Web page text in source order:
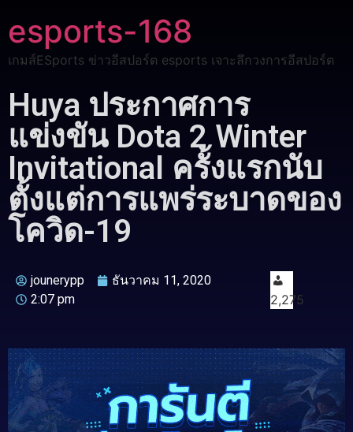
esports-168
เกมส์ESports ข่าวอีสปอร์ต esports เจาะลึกวงการอีสปอร์ต
Huya ประกาศการ
แข่งขัน Dota 2 Winter
Invitational ครั้งแรกนับ
ตั้งแต่การแพร่ระบาดของ
โควิด-19
jounerypp
ธันวาคม 11, 2020
2:07 pm
2,275